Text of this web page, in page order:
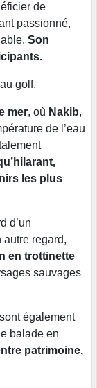
de
passionné,
Son
golf.
mer, où Nakib,
de l’eau
les plus
d’un
autre regard,
en trottinette
sauvages
également
balade en
patrimoine,